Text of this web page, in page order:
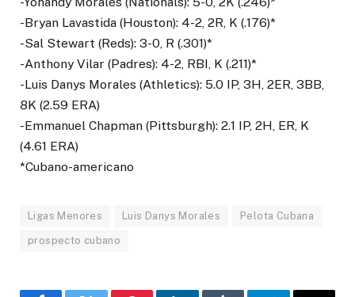
-Bryan Lavastida (Houston): 4-2, 2R, K (.176)*
-Sal Stewart (Reds): 3-0, R (.301)*
-Anthony Vilar (Padres): 4-2, RBI, K (.211)*
-Luis Danys Morales (Athletics): 5.0 IP, 3H, 2ER, 3BB,
8K (2.59 ERA)
-Emmanuel Chapman (Pittsburgh): 2.1 IP, 2H, ER, K
(4.61 ERA)
*Cubano-americano
Ligas Menores Luis Danys Morales Pelota Cubana
prospecto cubano